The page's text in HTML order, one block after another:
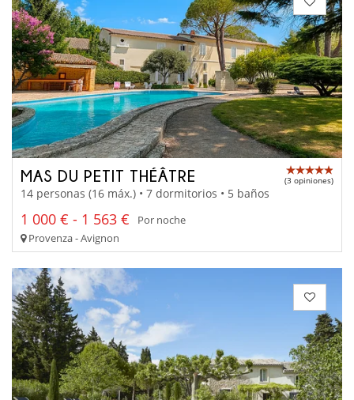
MAS DU PETIT THÉÂTRE (3 opiniones)
14 personas (16 máx.) • 7 dormitorios • 5 baños
1 000 € - 1 563 €
Por noche
Provenza - Avignon